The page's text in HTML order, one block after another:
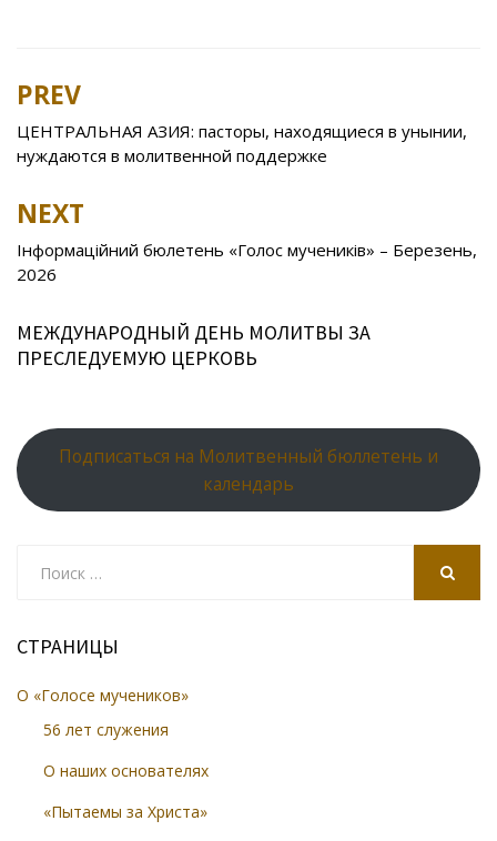
b
o
o
kl
as
ki
u
r
st u A
p
Post
navigation
PREV
ЦЕНТРАЛЬНАЯ АЗИЯ: пасторы, находящиеся в унынии,
нуждаются в молитвенной поддержке
NEXT
Інформаційний бюлетень «Голос мучеників» – Березень,
2026
МЕЖДУНАРОДНЫЙ ДЕНЬ МОЛИТВЫ ЗА
ПРЕСЛЕДУЕМУЮ ЦЕРКОВЬ
Подписаться на Молитвенный бюллетень и
календарь
СТРАНИЦЫ
О «Голосе мучеников»
56 лет служения
О наших основателях
«Пытаемы за Христа»